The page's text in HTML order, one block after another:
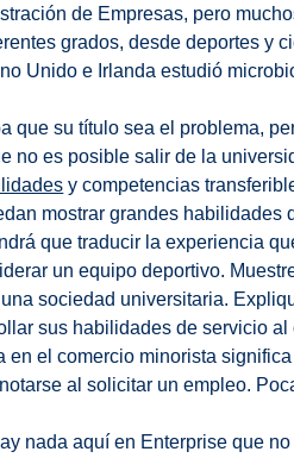
de Empresas, pero
grados, desde deportes y
Unido e Irlanda estudió
que su título sea el problema,
no es posible salir de la
y competencias
mostrar grandes habilidades
que traducir la experiencia
un equipo deportivo.
sociedad universitaria.
sus habilidades de servicio
en el comercio minorista
al solicitar un empleo.
nada aquí en Enterprise que